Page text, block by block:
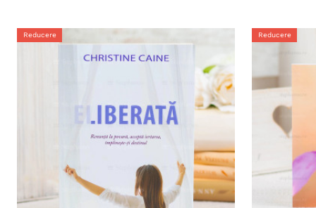
Reducere Reducere